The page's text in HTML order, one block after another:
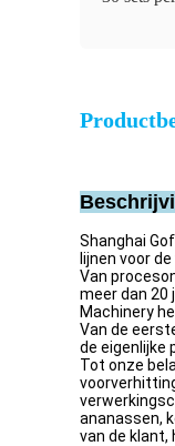
Shanghai
lijnen voor
Van
meer dan 20
Machinery
Van de
de eigenlijke
Tot onze
ananassen,
van de klant,